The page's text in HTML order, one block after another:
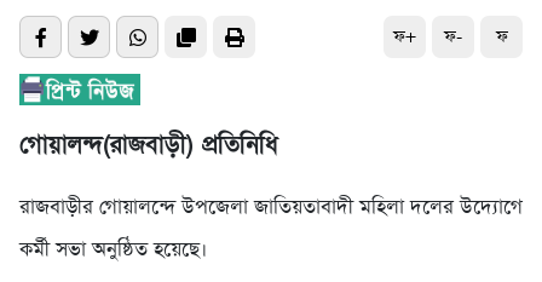
ফ+ ফ- ফ
গোয়ালন্দ(রাজবাড়ী) প্রতিনিধি
রাজবাড়ীর গোয়ালন্দে উপজেলা জাতিয়তাবাদী মহিলা দলের উদ্যোগে
কর্মী সভা অনুষ্ঠিত হয়েছে।